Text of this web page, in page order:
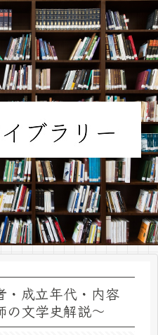
・成立年代・内容
の文学史解説～